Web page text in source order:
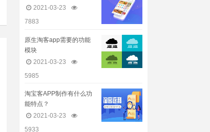
2021-03-23
7883
原生淘客app需要的功能
模块
2021-03-23
5985
淘宝客APP制作有什么功
能特点？
2021-03-23
5933